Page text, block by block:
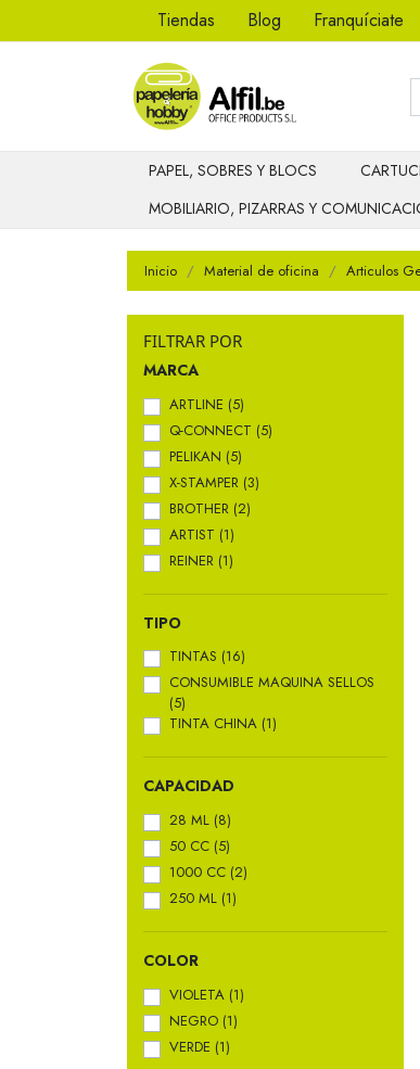
Tiendas Blog Franquíciate
PAPEL, SOBRES Y BLOCS
MOBILIARIO, PIZARRAS Y
Inicio Material de oficina Articulos
FILTRAR POR
MARCA
ARTLINE (5)
Q-CONNECT (5)
PELIKAN (5)
X-STAMPER (3)
BROTHER (2)
ARTIST (1)
REINER (1)
TIPO
TINTAS (16)
CONSUMIBLE MAQUINA SELLOS
(5)
TINTA CHINA (1)
CAPACIDAD
28 ML (8)
50 CC (5)
1000 CC (2)
250 ML (1)
COLOR
VIOLETA (1)
NEGRO (1)
VERDE (1)